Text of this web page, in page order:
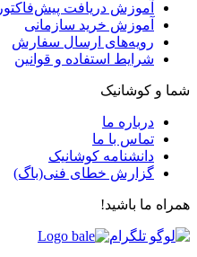
آموزش دریافت پیش‌فاکتور
آموزش خرید سازمانی
رویه‌های ارسال سفارش
شرایط استفاده و قوانین
شما و کوشانیک
درباره ما
تماس با ما
دانشنامه کوشانیک
گزارش خطای فنی(باگ)
همراه ما باشید!